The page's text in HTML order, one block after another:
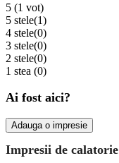
5 (1 vot)
5 stele(1)
4 stele(0)
3 stele(0)
2 stele(0)
1 stea (0)
Ai fost aici?
Adauga o impresie
Impresii de calatorie